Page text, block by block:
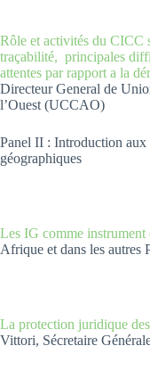
Rôle et activités du CICC
traçabilité, principales
attentes par rapport a la
Directeur General de
l’Ouest (UCCAO)
Panel II : Introduction aux
géographiques
Les IG comme instrument
Afrique et dans les
La protection juridique
Vittori, Sécretaire